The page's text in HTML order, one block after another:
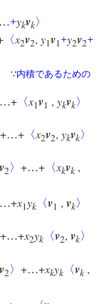
…+ykvk〉
〈x2v2, y1v1+y2v2+
内積であるための
…+ 〈x1v1 , ykvk〉
+…+ 〈x2v2, ykvk〉
v2〉 +…+ 〈xkvk ,
…+x1yk 〈v1 , vk〉
+…+x2yk 〈v2, vk〉
v2〉 +…+xkyk 〈vk ,